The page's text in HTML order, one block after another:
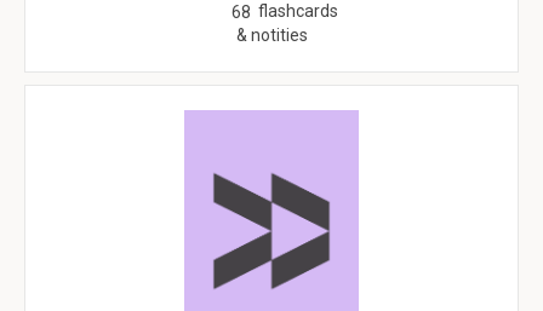
68 flashcards
& notities